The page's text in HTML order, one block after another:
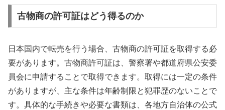
古物商の許可証はどう得るのか
日本国内で転売を行う場合、古物商の許可証を取得する必
要があります。古物商許可証は、警察署や都道府県公安委
員会に申請することで取得できます。取得には一定の条件
がありますが、主な条件は年齢制限と犯罪歴のないことで
す。具体的な手続きや必要な書類は、各地方自治体の公式